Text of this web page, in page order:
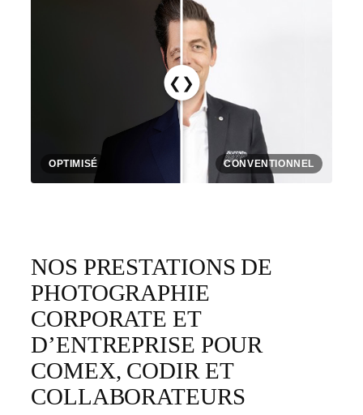
❮❯
OPTIMISÉ CONVENTIONNEL
NOS PRESTATIONS DE
PHOTOGRAPHIE
CORPORATE ET
D’ENTREPRISE POUR
COMEX, CODIR ET
COLLABORATEURS